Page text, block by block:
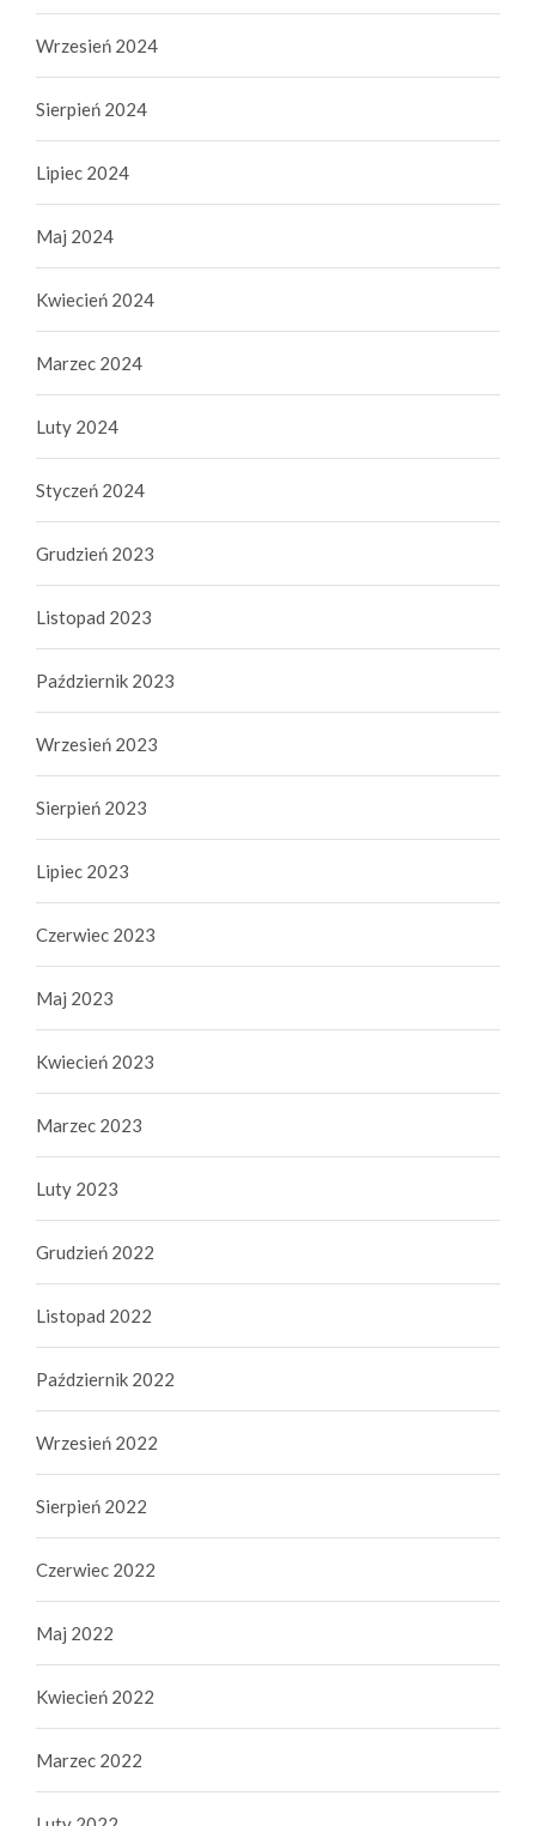
Wrzesień 2024
Sierpień 2024
Lipiec 2024
Maj 2024
Kwiecień 2024
Marzec 2024
Luty 2024
Styczeń 2024
Grudzień 2023
Listopad 2023
Październik 2023
Wrzesień 2023
Sierpień 2023
Lipiec 2023
Czerwiec 2023
Maj 2023
Kwiecień 2023
Marzec 2023
Luty 2023
Grudzień 2022
Listopad 2022
Październik 2022
Wrzesień 2022
Sierpień 2022
Czerwiec 2022
Maj 2022
Kwiecień 2022
Marzec 2022